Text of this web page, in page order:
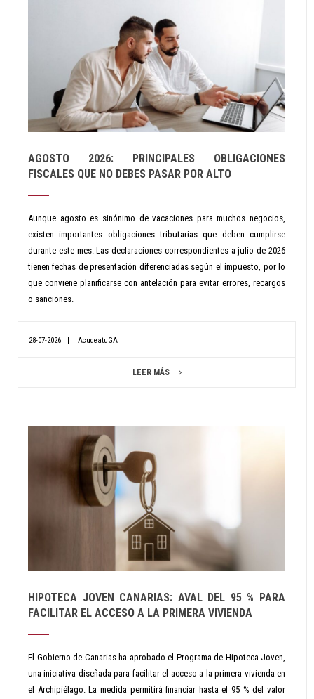
AGOSTO 2026: PRINCIPALES OBLIGACIONES
FISCALES QUE NO DEBES PASAR POR ALTO
Aunque agosto es sinónimo de vacaciones para muchos negocios,
existen importantes obligaciones tributarias que deben cumplirse
durante este mes. Las declaraciones correspondientes a julio de 2026
tienen fechas de presentación diferenciadas según el impuesto, por lo
que conviene planificarse con antelación para evitar errores, recargos
o sanciones.
28-07-2026 AcudeatuGA
LEER MÁS
HIPOTECA JOVEN CANARIAS: AVAL DEL 95 % PARA
FACILITAR EL ACCESO A LA PRIMERA VIVIENDA
El Gobierno de Canarias ha aprobado el Programa de Hipoteca Joven,
una iniciativa diseñada para facilitar el acceso a la primera vivienda en
el Archipiélago. La medida permitirá financiar hasta el 95 % del valor